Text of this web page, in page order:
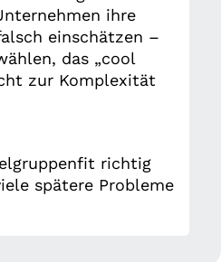
ihre
einschätzen –
das „cool
zur Komplexität
richtig
spätere Probleme